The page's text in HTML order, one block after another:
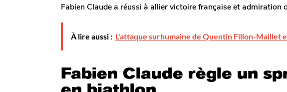
Fabien Claude a réussi à allier victoire française et admiration
À lire aussi : L'attaque surhumaine de Quentin Fillon-Maillet
Fabien Claude règle un